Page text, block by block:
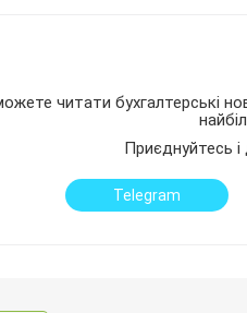
читати бухгалтерські
Приєднуйтесь
Telegram